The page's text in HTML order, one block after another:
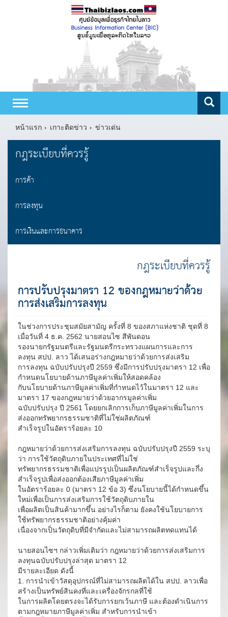
Toggle
navigation
หน้าแรก
เกาะติดข่าว ข่าวเด่น
กฎระเบียบที่ควรรู้
การค้า
การลงทุน
การเงินและการธนาคาร
กฎระเบียบที่ควรรู้
การปรับปรุงมาตรา 12 ของกฎหมายว่าด้วย
การส่งเสริมการลงทุน
ในช่วงการประชุมสมัยสามัญ ครั้งที่ 8 ของสภาแห่งชาติ ชุดที่ 8
เมื่อวันที่ 4 ธ.ค. 2562 นายสอนไซ สีพันดอน
รองนายกรัฐมนตรีและรัฐมนตรีกระทรวงแผนการและการ
ลงทุน สปป. ลาว ได้เสนอร่างกฎหมายว่าด้วยการส่งเสริม
การลงทุน ฉบับปรับปรุงปี 2559 ซึ่งมีการปรับปรุงมาตรา 12 เพื่อ
กำหนดนโยบายด้านภาษีมูลค่าเพิ่มให้สอดคล้อง
กับนโยบายด้านภาษีมูลค่าเพิ่มที่กำหนดไว้ในมาตรา 12 และ
มาตรา 17 ของกฎหมายว่าด้วยอากรมูลค่าเพิ่ม
ฉบับปรับปรุง ปี 2561 โดยยกเลิกการเก็บภาษีมูลค่าเพิ่มในการ
ส่งออกทรัพยากรธรรมชาติที่ไม่ใช่ผลิตภัณฑ์
สำเร็จรูปในอัตราร้อยละ 10
กฎหมายว่าด้วยการส่งเสริมการลงทุน ฉบับปรับปรุงปี 2559 ระบุ
ว่า การใช้วัตถุดิบภายในประเทศที่ไม่ใช่
ทรัพยากรธรรมชาติเพื่อแปรรูปเป็นผลิตภัณฑ์สำเร็จรูปและกึ่ง
สําเร็จรูปเพื่อส่งออกต้องเสียภาษีมูลค่าเพิ่ม
ในอัตราร้อยละ 0 (มาตรา 12 ข้อ 3) ซึ่งนโยบายนี้ได้กำหนดขึ้น
ใหม่เพื่อเป็นการส่งเสริมการใช้วัตถุดิบภายใน
เพื่อผลิตเป็นสินค้ามากขึ้น อย่างไรก็ตาม ยังคงใช้นโยบายการ
ใช้ทรัพยากรธรรมชาติอย่างคุ้มค่า
เนื่องจากเป็นวัตถุดิบที่มีจำกัดและไม่สามารถผลิตทดแทนได้
นายสอนไซฯ กล่าวเพิ่มเติมว่า กฎหมายว่าด้วยการส่งเสริมการ
ลงทุนฉบับปรับปรุงล่าสุด มาตรา 12
มีรายละเอียด ดังนี้
1. การนำเข้าวัสดุอุปกรณ์ที่ไม่สามารถผลิตได้ใน สปป. ลาวเพื่อ
สร้างเป็นทรัพย์สินคงที่และเครื่องจักรกลที่ใช้
ในการผลิตโดยตรงจะได้รับการยกเว้นภาษี และต้องดำเนินการ
ตามกฎหมายภาษีมูลค่าเพิ่ม สำหรับการนำเข้า